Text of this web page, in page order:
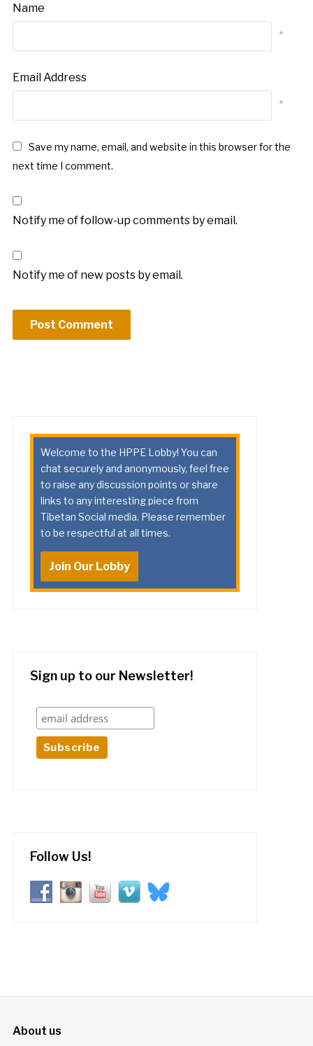
Name
*
Email Address
*
Save my name, email, and website in this browser for the
next time I comment.
Notify me of follow-up comments by email.
Notify me of new posts by email.
Welcome to the HPPE Lobby! You can
chat securely and anonymously, feel free
to raise any discussion points or share
links to any interesting piece from
Tibetan Social media. Please remember
to be respectful at all times.
Join Our Lobby
Sign up to our Newsletter!
Follow Us!
About us